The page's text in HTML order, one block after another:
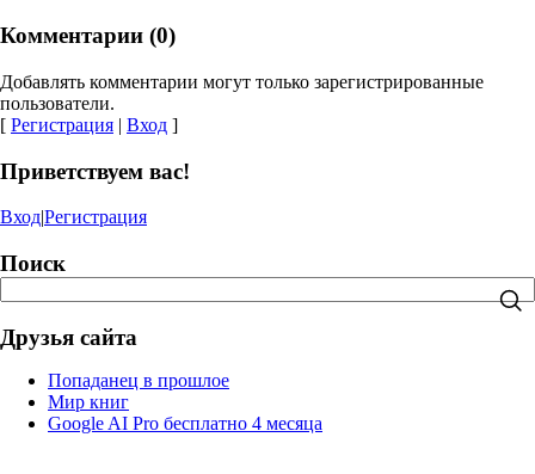
Комментарии (0)
Добавлять комментарии могут только зарегистрированные
пользователи.
[ Регистрация | Вход ]
Приветствуем вас!
Вход|Регистрация
Поиск
Друзья сайта
Попаданец в прошлое
Мир книг
Google AI Pro бесплатно 4 месяца